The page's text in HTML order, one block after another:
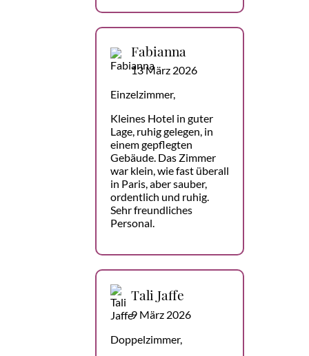
Fabianna
13 März 2026
Einzelzimmer,
Kleines Hotel in guter
Lage, ruhig gelegen, in
einem gepflegten
Gebäude. Das Zimmer
war klein, wie fast überall
in Paris, aber sauber,
ordentlich und ruhig.
Sehr freundliches
Personal.
Tali Jaffe
9 März 2026
Doppelzimmer,